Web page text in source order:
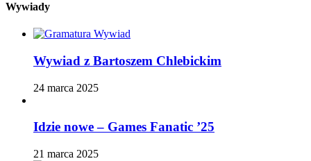
Wywiady
Wywiad z Bartoszem Chlebickim
24 marca 2025
Idzie nowe – Games Fanatic ’25
21 marca 2025